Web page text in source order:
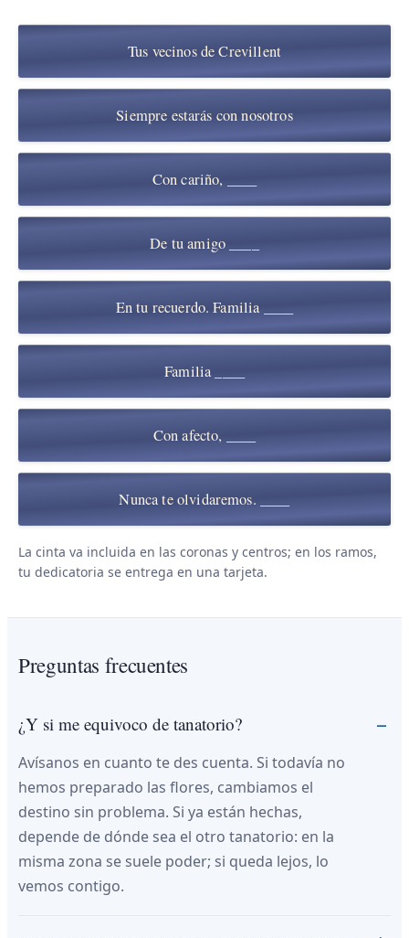
Tus vecinos de Crevillent
Siempre estarás con nosotros
Con cariño, ____
De tu amigo ____
En tu recuerdo. Familia ____
Familia ____
Con afecto, ____
Nunca te olvidaremos. ____
La cinta va incluida en las coronas y centros; en los ramos,
tu dedicatoria se entrega en una tarjeta.
Preguntas frecuentes
¿Y si me equivoco de tanatorio?
Avísanos en cuanto te des cuenta. Si todavía no
hemos preparado las flores, cambiamos el
destino sin problema. Si ya están hechas,
depende de dónde sea el otro tanatorio: en la
misma zona se suele poder; si queda lejos, lo
vemos contigo.